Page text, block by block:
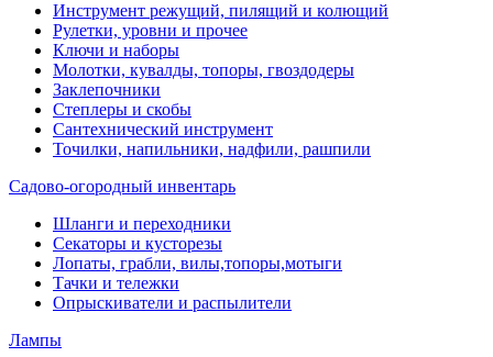
Инструмент режущий, пилящий и колющий
Рулетки, уровни и прочее
Ключи и наборы
Молотки, кувалды, топоры, гвоздодеры
Заклепочники
Степлеры и скобы
Сантехнический инструмент
Точилки, напильники, надфили, рашпили
Садово-огородный инвентарь
Шланги и переходники
Секаторы и кусторезы
Лопаты, грабли, вилы,топоры,мотыги
Тачки и тележки
Опрыскиватели и распылители
Лампы